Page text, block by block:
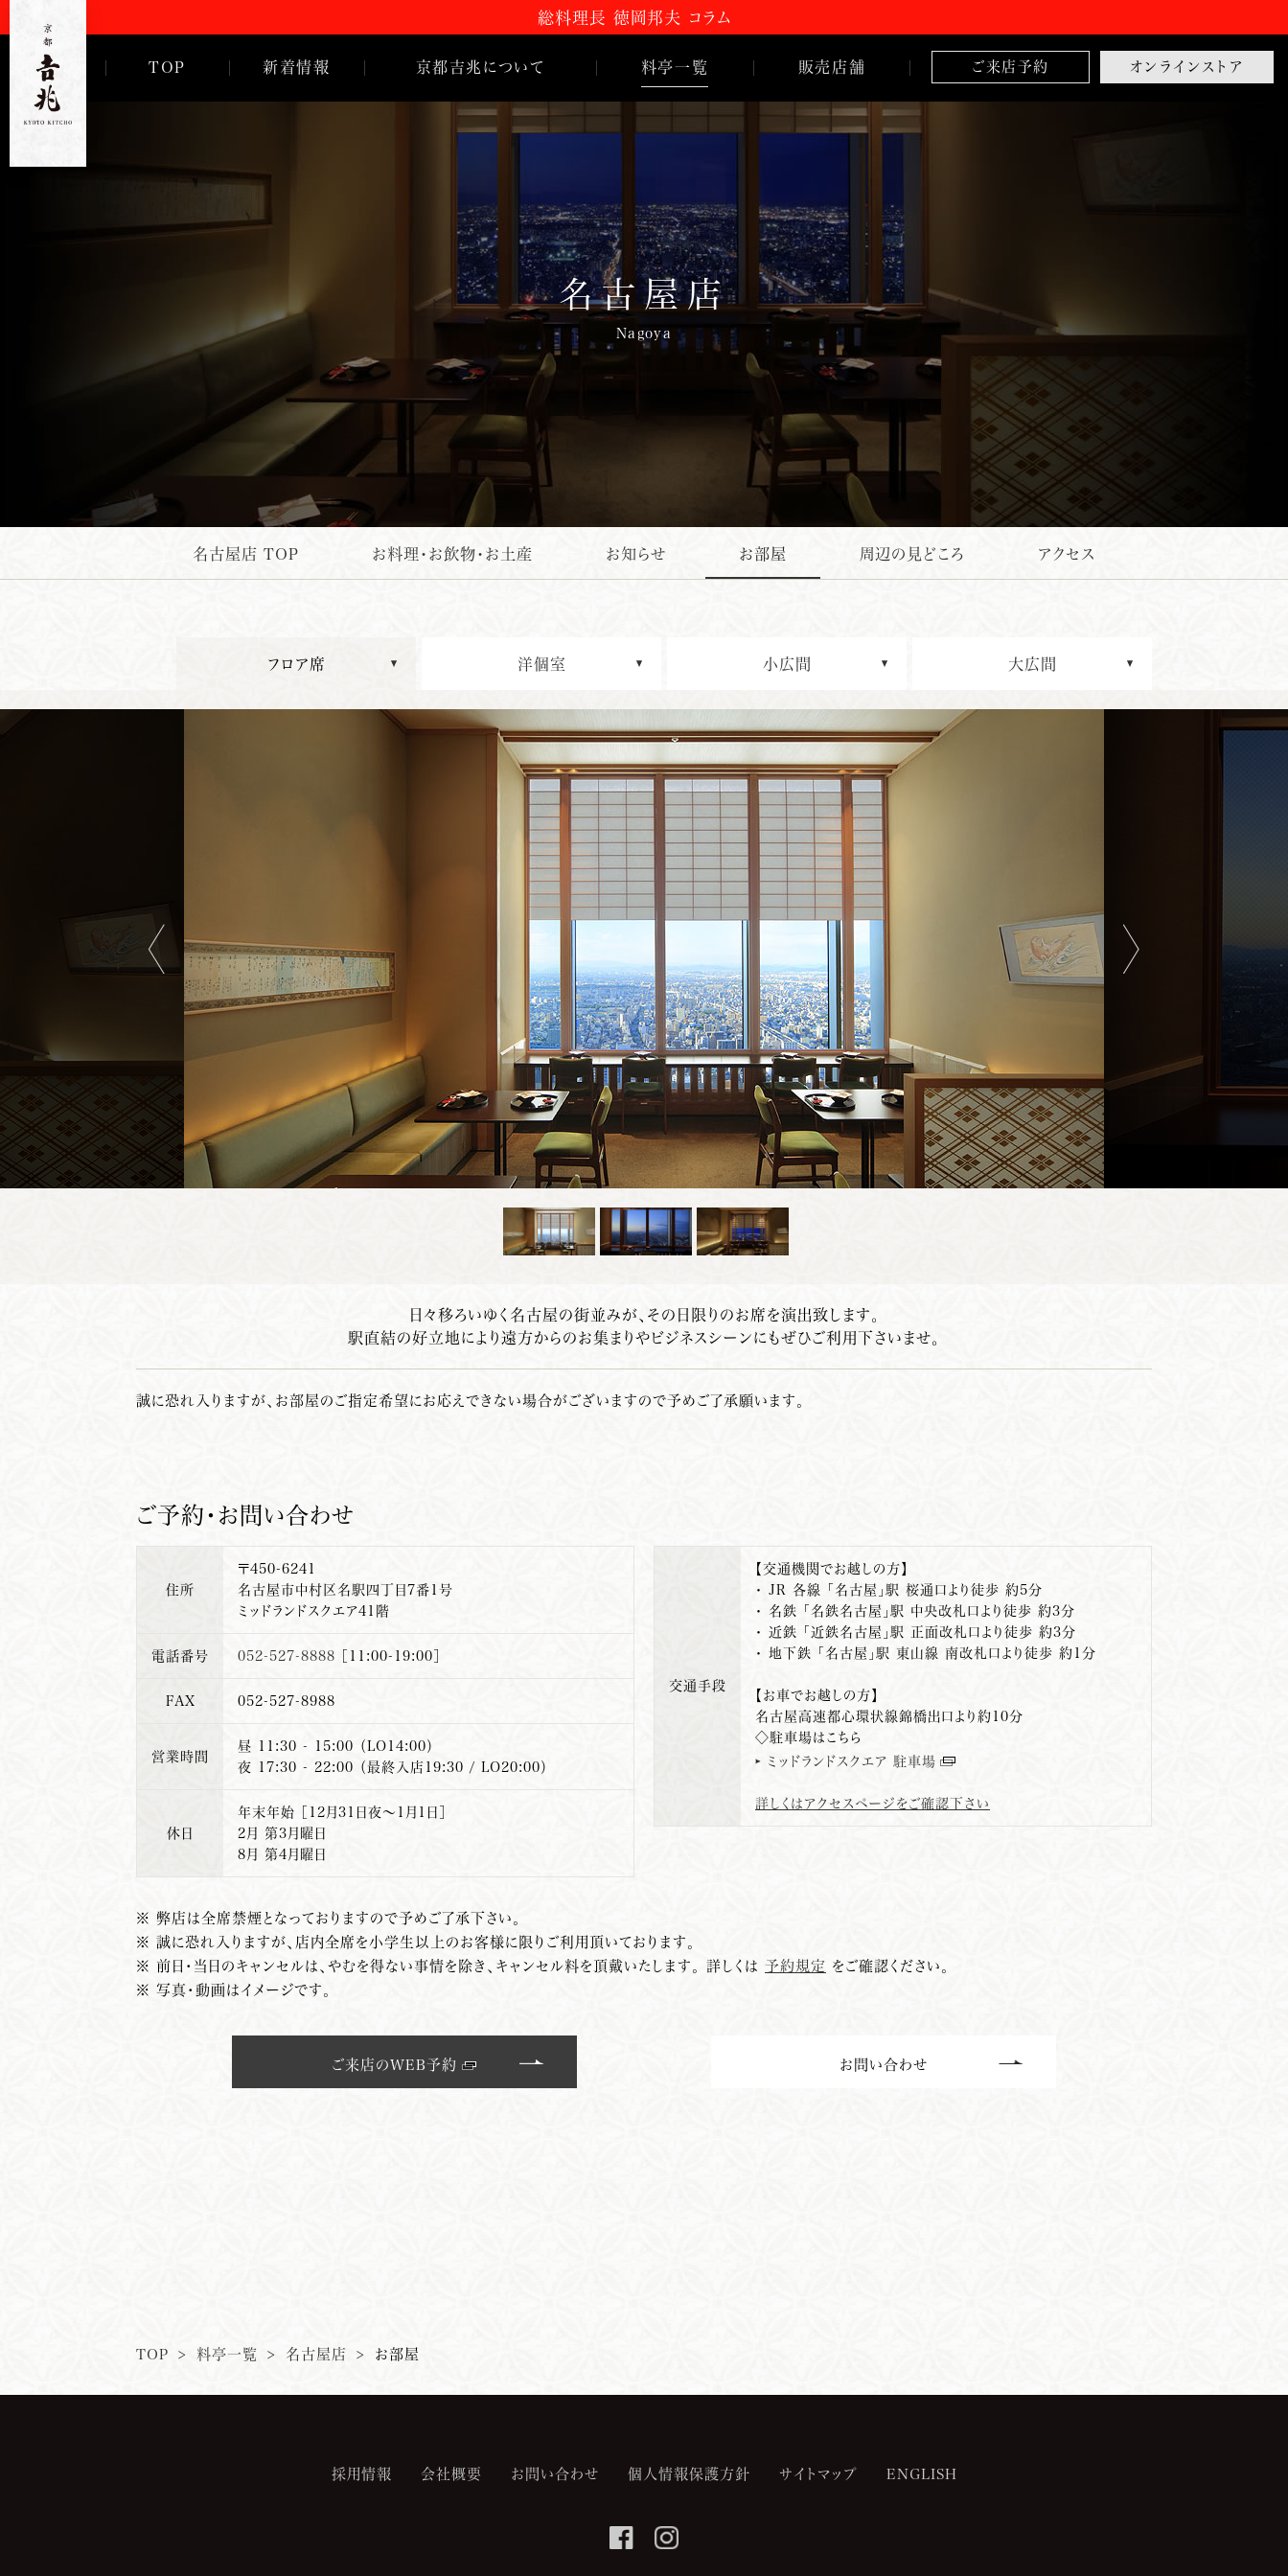
総料理長 徳岡邦夫 コラム
TOP 新着情報 京都吉兆について
歴代亭主のご紹介
料亭一覧
名古屋店
販売店舗 ご来店予約 オンラインストア
名古屋店
Nagoya
名古屋店 TOP お料理・お飲物・お土産 お知らせ お部屋 周辺の見どころ アクセス
フロア席 洋個室 小広間 大広間
日々移ろいゆく名古屋の街並みが、その日限りのお席を演出致します。
駅直結の好立地により遠方からのお集まりやビジネスシーンにもぜひご利用下さいませ。
誠に恐れ入りますが、お部屋のご指定希望にお応えできない場合がございますので予めご了承願います。
ご予約・お問い合わせ
住所
〒450-6241
名古屋市中村区名駅四丁目7番1号
ミッドランドスクエア41階
電話番号 052-527-8888 ［11:00-19:00］
FAX 052-527-8988
営業時間
昼 11:30 - 15:00 （LO14:00）
夜 17:30 - 22:00 （最終入店19:30 / LO20:00）
休日
年末年始 ［12月31日夜～1月1日］
2月 第3月曜日
8月 第4月曜日
交通手段
【交通機関でお越しの方】
・ JR 各線 「名古屋」駅 桜通口より徒歩 約5分
・ 名鉄 「名鉄名古屋」駅 中央改札口より徒歩 約3分
・ 近鉄 「近鉄名古屋」駅 正面改札口より徒歩 約3分
・ 地下鉄 「名古屋」駅 東山線 南改札口より徒歩 約1分
【お車でお越しの方】
名古屋高速都心環状線錦橋出口より約10分
◇駐車場はこちら
ミッドランドスクエア 駐車場
詳しくはアクセスページをご確認下さい
※ 弊店は全席禁煙となっておりますので予めご了承下さい。
※ 誠に恐れ入りますが、店内全席を小学生以上のお客様に限りご利用頂いております。
※ 前日・当日のキャンセルは、やむを得ない事情を除き、キャンセル料を頂戴いたします。 詳しくは 予約規定 をご確認ください。
※ 写真・動画はイメージです。
ご来店のWEB予約 お問い合わせ
TOP > 料亭一覧 > 名古屋店 > お部屋
採用情報 会社概要 お問い合わせ 個人情報保護方針 サイトマップ ENGLISH